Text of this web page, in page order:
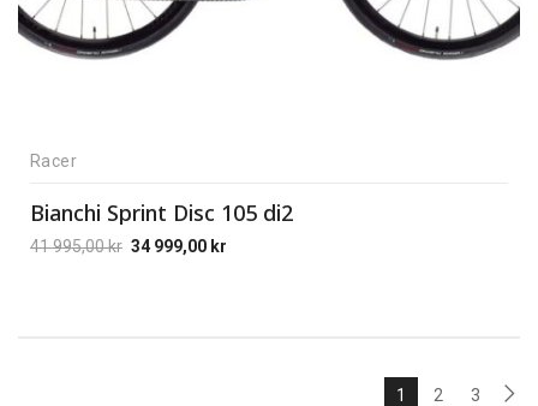
Racer
Bianchi Sprint Disc 105 di2
41 995,00kr 34 999,00 kr
1 2 3